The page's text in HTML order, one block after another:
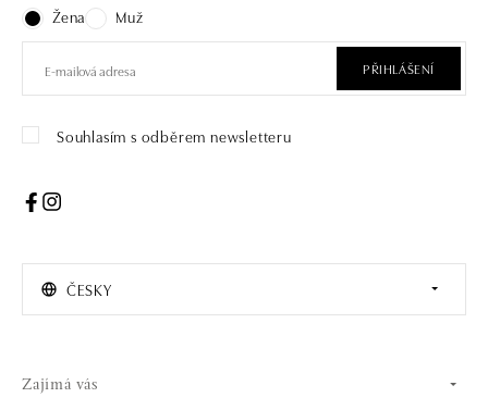
Žena
Muž
PŘIHLÁŠENÍ
Souhlasím s odběrem newsletteru
ČESKY
Zajímá vás